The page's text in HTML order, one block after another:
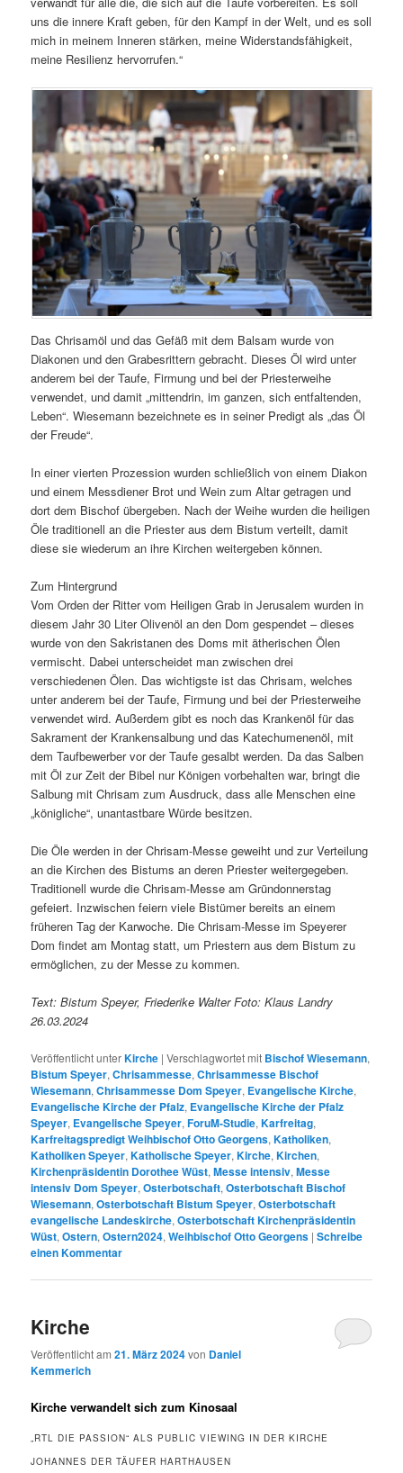
uns die innere Kraft geben, für den Kampf in der Welt, und es soll
mich in meinem Inneren stärken, meine Widerstandsfähigkeit,
meine Resilienz hervorrufen.“
Das Chrisamöl und das Gefäß mit dem Balsam wurde von
Diakonen und den Grabesrittern gebracht. Dieses Öl wird unter
anderem bei der Taufe, Firmung und bei der Priesterweihe
verwendet, und damit „mittendrin, im ganzen, sich entfaltenden,
Leben“. Wiesemann bezeichnete es in seiner Predigt als „das Öl
der Freude“.
In einer vierten Prozession wurden schließlich von einem Diakon
und einem Messdiener Brot und Wein zum Altar getragen und
dort dem Bischof übergeben. Nach der Weihe wurden die heiligen
Öle traditionell an die Priester aus dem Bistum verteilt, damit
diese sie wiederum an ihre Kirchen weitergeben können.
Zum Hintergrund
Vom Orden der Ritter vom Heiligen Grab in Jerusalem wurden in
diesem Jahr 30 Liter Olivenöl an den Dom gespendet – dieses
wurde von den Sakristanen des Doms mit ätherischen Ölen
vermischt. Dabei unterscheidet man zwischen drei
verschiedenen Ölen. Das wichtigste ist das Chrisam, welches
unter anderem bei der Taufe, Firmung und bei der Priesterweihe
verwendet wird. Außerdem gibt es noch das Krankenöl für das
Sakrament der Krankensalbung und das Katechumenenöl, mit
dem Taufbewerber vor der Taufe gesalbt werden. Da das Salben
mit Öl zur Zeit der Bibel nur Königen vorbehalten war, bringt die
Salbung mit Chrisam zum Ausdruck, dass alle Menschen eine
„königliche“, unantastbare Würde besitzen.
Die Öle werden in der Chrisam-Messe geweiht und zur Verteilung
an die Kirchen des Bistums an deren Priester weitergegeben.
Traditionell wurde die Chrisam-Messe am Gründonnerstag
gefeiert. Inzwischen feiern viele Bistümer bereits an einem
früheren Tag der Karwoche. Die Chrisam-Messe im Speyerer
Dom findet am Montag statt, um Priestern aus dem Bistum zu
ermöglichen, zu der Messe zu kommen.
Text: Bistum Speyer, Friederike Walter Foto: Klaus Landry
26.03.2024
Veröffentlicht unterKirche |Verschlagwortet mit Bischof Wiesemann,
Bistum Speyer,Chrisammesse,Chrisammesse Bischof
Wiesemann,Chrisammesse Dom Speyer, Evangelische Kirche,
Evangelische Kirche der Pfalz, Evangelische Kirche der Pfalz
Speyer, Evangelische Speyer,ForuM-Studie,Karfreitag,
Karfreitagspredigt Weihbischof Otto Georgens,Katholiken,
Katholiken Speyer,Katholische Speyer,Kirche,Kirchen,
Kirchenpräsidentin Dorothee Wüst,Messe intensiv,Messe
intensiv Dom Speyer,Osterbotschaft,Osterbotschaft Bischof
Wiesemann,Osterbotschaft Bistum Speyer,Osterbotschaft
evangelische Landeskirche,Osterbotschaft Kirchenpräsidentin
Wüst,Ostern,Ostern2024,Weihbischof Otto Georgens |Schreibe
einen Kommentar
Kirche
Veröffentlicht am21. März 2024von Daniel
Kemmerich
Kirche verwandelt sich zum Kinosaal
„RTL DIE PASSION“ ALS PUBLIC VIEWING IN DER KIRCHE
JOHANNES DER TÄUFER HARTHAUSEN